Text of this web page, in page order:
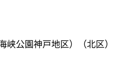
峡公園神戸地区）（北区）